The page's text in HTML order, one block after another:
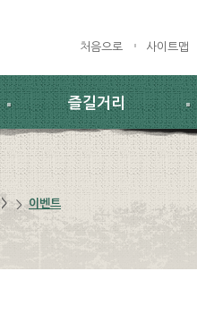
처음으로 사이트맵
즐길거리
> 이벤트